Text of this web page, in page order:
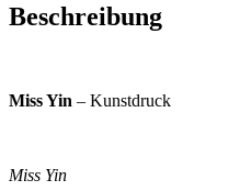
Beschreibung
Miss Yin – Kunstdruck
Miss Yin